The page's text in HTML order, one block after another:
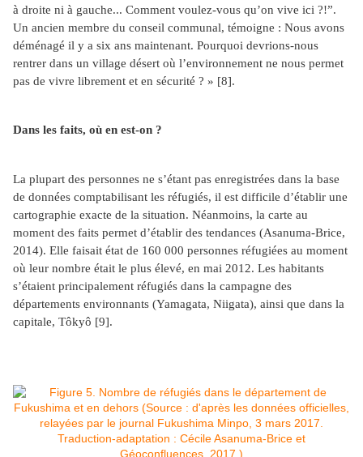
à droite ni à gauche... Comment voulez-vous qu’on vive ici ?!”.
Un ancien membre du conseil communal, témoigne : Nous avons
déménagé il y a six ans maintenant. Pourquoi devrions-nous
rentrer dans un village désert où l’environnement ne nous permet
pas de vivre librement et en sécurité ? » [8].
Dans les faits, où en est-on ?
La plupart des personnes ne s’étant pas enregistrées dans la base
de données comptabilisant les réfugiés, il est difficile d’établir une
cartographie exacte de la situation. Néanmoins, la carte au
moment des faits permet d’établir des tendances (Asanuma-Brice,
2014). Elle faisait état de 160 000 personnes réfugiées au moment
où leur nombre était le plus élevé, en mai 2012. Les habitants
s’étaient principalement réfugiés dans la campagne des
départements environnants (Yamagata, Niigata), ainsi que dans la
capitale, Tôkyô [9].